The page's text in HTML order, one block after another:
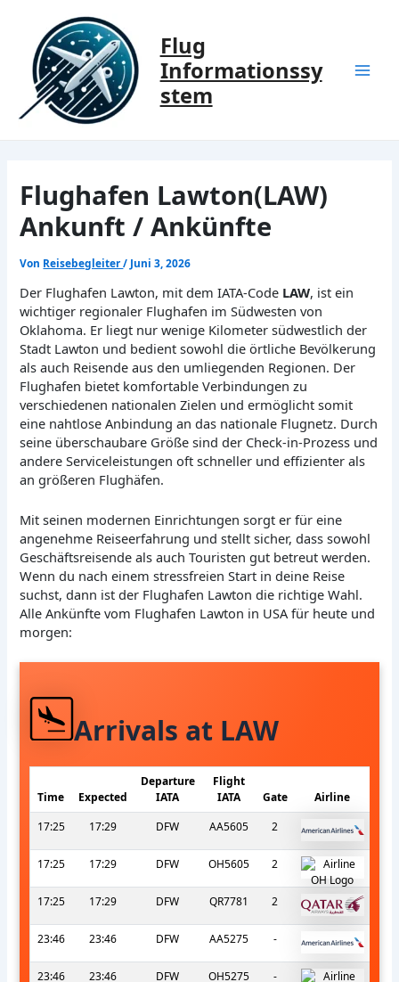
springen
Flug
Informationssy
stem
Flughafen Lawton(LAW)
Ankunft / Ankünfte
Von Reisebegleiter/ Juni 3, 2026
Der Flughafen Lawton, mit dem IATA-Code LAW, ist ein
wichtiger regionaler Flughafen im Südwesten von
Oklahoma. Er liegt nur wenige Kilometer südwestlich der
Stadt Lawton und bedient sowohl die örtliche Bevölkerung
als auch Reisende aus den umliegenden Regionen. Der
Flughafen bietet komfortable Verbindungen zu
verschiedenen nationalen Zielen und ermöglicht somit
eine nahtlose Anbindung an das nationale Flugnetz. Durch
seine überschaubare Größe sind der Check-in-Prozess und
andere Serviceleistungen oft schneller und effizienter als
an größeren Flughäfen.
Mit seinen modernen Einrichtungen sorgt er für eine
angenehme Reiseerfahrung und stellt sicher, dass sowohl
Geschäftsreisende als auch Touristen gut betreut werden.
Wenn du nach einem stressfreien Start in deine Reise
suchst, dann ist der Flughafen Lawton die richtige Wahl.
Alle Ankünfte vom Flughafen Lawton in USA für heute und
morgen:
Arrivals at LAW
Time Expected
Departure
IATA
Flight
IATA
Gate
Airline
17:25
17:29 DFW AA5605 2
17:25 17:29 DFW OH5605 2
17:25 17:29 DFW QR7781 2
23:46 23:46 DFW AA5275 -
23:46 23:46 DFW OH5275 -